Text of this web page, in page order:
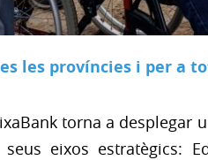
les províncies i per a
torna a
eixos estratègics: